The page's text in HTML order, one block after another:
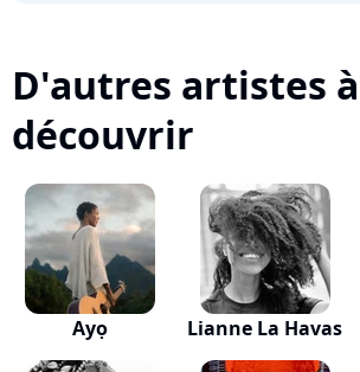
D'autres artistes à
découvrir
Ayọ Lianne La Havas